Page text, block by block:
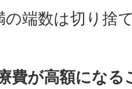
の端数は切り捨
費が高額にな